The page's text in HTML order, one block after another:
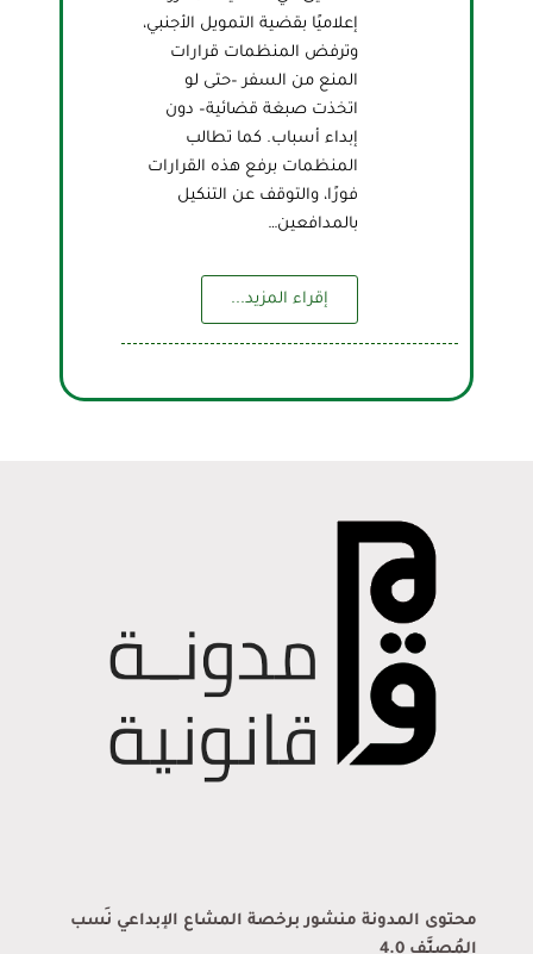
إعلاميًا بقضية التمويل الأجنبي،
وترفض المنظمات قرارات
المنع من السفر –حتى لو
اتخذت صبغة قضائية– دون
إبداء أسباب. كما تطالب
المنظمات برفع هذه القرارات
فورًا، والتوقف عن التنكيل
بالمدافعين…
إقراء المزيد...
محتوى المدونة منشور برخصة المشاع الإبداعي نَسب
المُصنَّف 4.0